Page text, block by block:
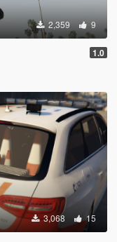
2,359 9
1.0
3,068 15